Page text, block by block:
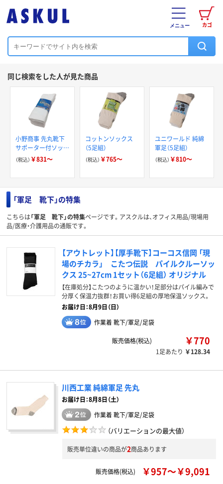
カゴ
メニュー
同じ検索をした人が見た商品
小野商事 先丸靴下
サポーター付ソック
ス
（税込） ￥831～
コットンソックス
（5足組）
（税込） ￥765～
ユニワールド 純綿
軍足（5足組）
（税込） ￥810～
「軍足 靴下」の特集
こちらは「軍足 靴下」の特集ページです。アスクルは、オフィス用品/現場用
品/医療・介護用品の通販です。
【アウトレット】【厚手靴下】コーコス信岡 「現
場のチカラ」 こたつ伝説 パイルクルーソッ
クス 25~27cm 1セット（6足組） オリジナル
【在庫処分】こたつのように温かい！足部分はパイル編みで
分厚く保温力抜群！お買い得6足組の厚地保温ソックス。
お届け日：8月9日（日）
作業着 靴下/軍足/足袋
販売価格(税込) ￥770
1足あたり ￥128.34
川西工業 純綿軍足 先丸
お届け日：8月8日（土）
作業着 靴下/軍足/足袋
（バリエーションの最大値）
販売単位違いの商品が2商品あります
販売価格(税込) ￥957～￥9,091